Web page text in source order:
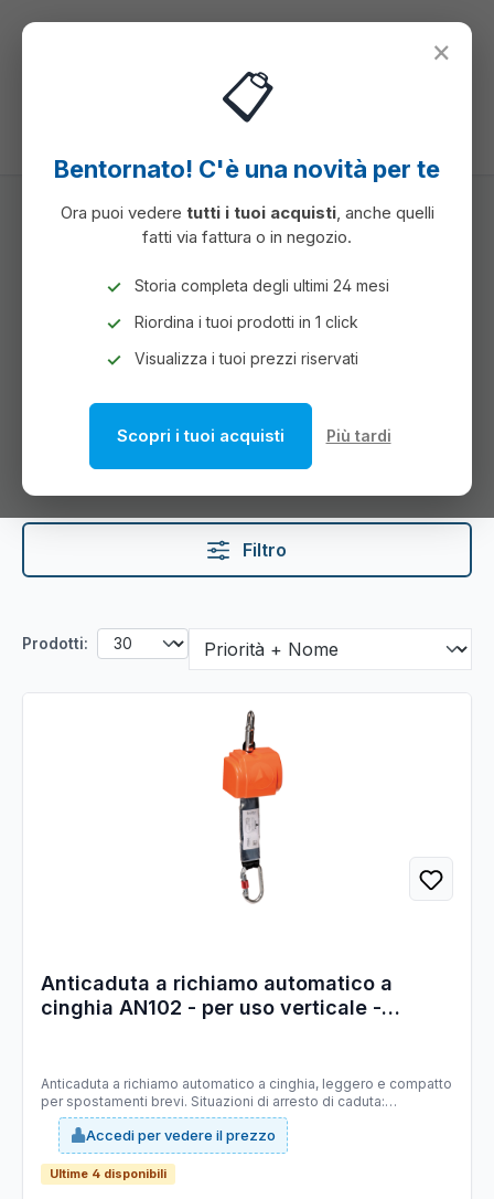
principale
PRODOTTI PER COMUNITA'
PROTEZIONE ANTICADUTA
PROTEZIONE ANTICADUTA
Filtro
Prodotti:
Anticaduta a richiamo automatico a
cinghia AN102 - per uso verticale -
Anticaduta a richiamo automatico a cinghia, leggero e compatto
per spostamenti brevi. Situazioni di arresto di caduta:
spostamento verticale su impianto permanente e piccolo
spostamento verticale o su piano inclinato (meno di 3m),
movimenti longitudinali. Composizione del supporto principale
: Plastica - Poliestere | Assorbitore di energia | Elementi inclusi :
Assorbitore di energia. CE, EN360.
Accedi per vedere il prezzo
Ultime 4 disponibili
×
📋
Bentornato! C'è una novità per te
Ora puoi vedere tutti i tuoi acquisti, anche quelli
fatti via fattura o in negozio.
Storia completa degli ultimi 24 mesi
Riordina i tuoi prodotti in 1 click
Visualizza i tuoi prezzi riservati
Scopri i tuoi acquisti Più tardi